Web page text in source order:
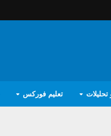
تحليلات تعليم فوركس